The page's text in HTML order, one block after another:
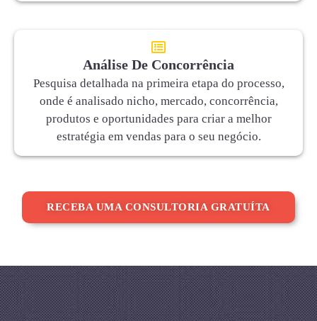
Análise De Concorrência
Pesquisa detalhada na primeira etapa do processo,
onde é analisado nicho, mercado, concorrência,
produtos e oportunidades para criar a melhor
estratégia em vendas para o seu negócio.
RECEBA UMA CONSULTORIA GRATUÍTA